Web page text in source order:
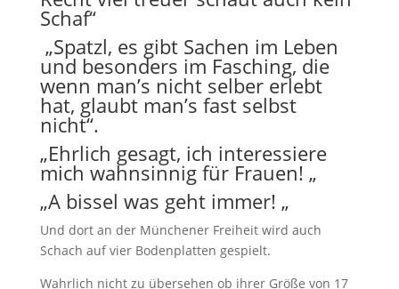
Schaf“
„Spatzl, es gibt Sachen im Leben
und besonders im Fasching, die
wenn man’s nicht selber erlebt
hat, glaubt man’s fast selbst
nicht“.
„Ehrlich gesagt, ich interessiere
mich wahnsinnig für Frauen! „
„A bissel was geht immer! „
Und dort an der Münchener Freiheit wird auch
Schach auf vier Bodenplatten gespielt.
Wahrlich nicht zu übersehen ob ihrer Größe von 17